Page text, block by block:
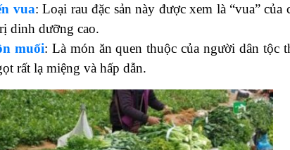
vua: Loại rau đặc sản này được xem là “vua”
dinh dưỡng cao.
muối: Là món ăn quen thuộc của người dân tộc
rất lạ miệng và hấp dẫn.